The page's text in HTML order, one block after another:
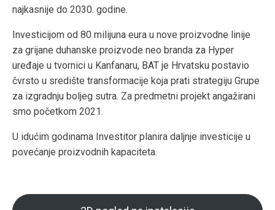
najkasnije do 2030. godine.
Investicijom od 80 milijuna eura u nove proizvodne linije
za grijane duhanske proizvode neo branda za Hyper
uređaje u tvornici u Kanfanaru, BAT je Hrvatsku postavio
čvrsto u središte transformacije koja prati strategiju Grupe
za izgradnju boljeg sutra. Za predmetni projekt angažirani
smo početkom 2021.
U idućim godinama Investitor planira daljnje investicije u
povećanje proizvodnih kapaciteta.